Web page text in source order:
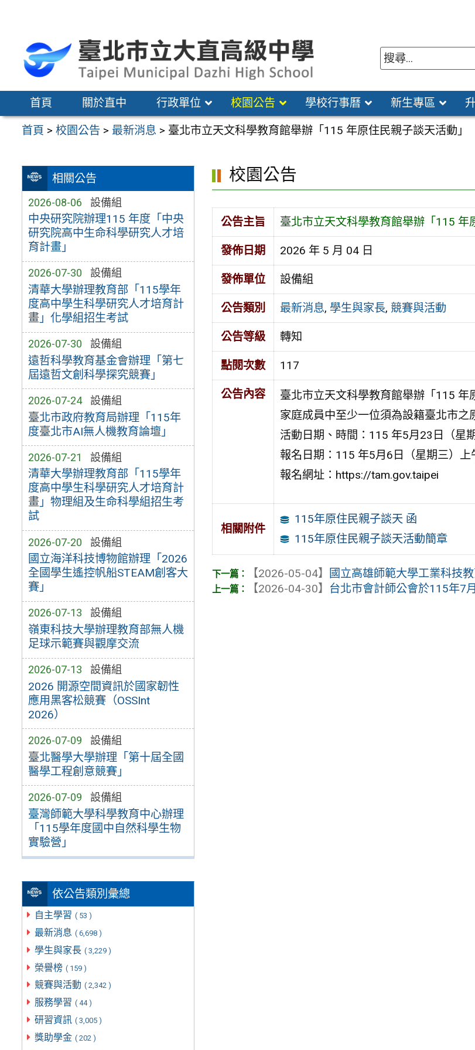
區
首頁 關於直中 行政單位 校園公告 學校行事曆 新生專區
首頁 >校園公告 > 最新消息 > 臺北市立天文科學教育館舉辦「115 年原住民親子談天活動」
相關公告
2026-08-06 設備組
中央研究院辦理115 年度「中央
研究院高中生命科學研究人才培
育計畫」
2026-07-30 設備組
清華大學辦理教育部「115學年
度高中學生科學研究人才培育計
畫」化學組招生考試
2026-07-30 設備組
遠哲科學教育基金會辦理「第七
屆遠哲文創科學探究競賽」
2026-07-24 設備組
臺北市政府教育局辦理「115年
度臺北市AI無人機教育論壇」
2026-07-21 設備組
清華大學辦理教育部「115學年
度高中學生科學研究人才培育計
畫」物理組及生命科學組招生考
試
2026-07-20 設備組
國立海洋科技博物館辦理「2026
全國學生遙控帆船STEAM創客大
賽」
2026-07-13 設備組
嶺東科技大學辦理教育部無人機
足球示範賽與觀摩交流
2026-07-13 設備組
2026 開源空間資訊於國家韌性
應用黑客松競賽（OSSInt
2026）
2026-07-09 設備組
臺北醫學大學辦理「第十屆全國
醫學工程創意競賽」
2026-07-09 設備組
臺灣師範大學科學教育中心辦理
「115學年度國中自然科學生物
實驗營」
依公告類別彙總
自主學習 ( 53 )
最新消息 ( 6,698 )
學生與家長 ( 3,229 )
榮譽榜 ( 159 )
競賽與活動 ( 2,342 )
服務學習 ( 44 )
研習資訊 ( 3,005 )
獎助學金 ( 202 )
校園公告
公告主旨 臺北市立天文科學教育館舉辦「115 年
發佈日期 2026 年 5 月 04 日
發佈單位 設備組
公告類別 最新消息, 學生與家長, 競賽與活動
公告等級 轉知
點閱次數 117
公告內容
臺北市立天文科學教育館舉辦「115 年
家庭成員中至少一位須為設籍臺北市之
活動日期、時間：115 年5月23日（星
報名日期：115 年5月6日（星期三）上
報名網址：https://tam.gov.taipei
相關附件
115年原住民親子談天 函
115年原住民親子談天活動簡章
【2026-05-04】
國立高雄師範大學工業科技
【2026-04-30】 台北市會計師公會於115年7